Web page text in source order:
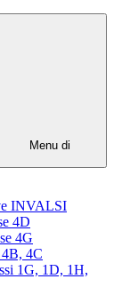
Menu di
INVALSI
4D
4G
4C
1G, 1D, 1H,